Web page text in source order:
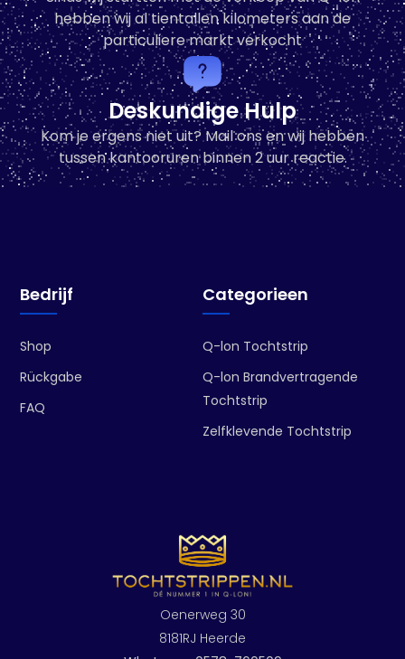
hebben wij al tientallen kilometers aan de
particuliere markt verkocht
Deskundige Hulp
Kom je ergens niet uit? Mail ons en wij hebben
tussen kantooruren binnen 2 uur reactie.
Oenerweg 30
8181RJ Heerde
Categorieen
Q-lon Tochtstrip
Q-lon Brandvertragende
Tochtstrip
Zelfklevende Tochtstrip
Bedrijf
Shop
Rückgabe
FAQ